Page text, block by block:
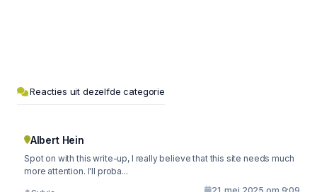
Reacties uit dezelfde categorie
Albert Hein
Spot on with this write-up, I really believe that this site needs much
more attention. I'll proba...
21. mei 2025 om 9:09